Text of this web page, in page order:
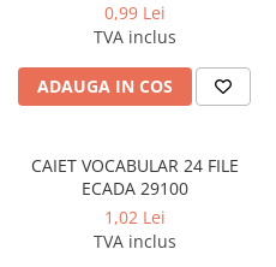
Plicuri personalizate
Plicuri
Tipizate
Tipizate autocopiative
personalizate
Tipizate offset
Tipizate offset personalizate
0,99 Lei
TVA inclus
ADAUGA IN COS
CAIET VOCABULAR 24 FILE
ECADA 29100
1,02 Lei
TVA inclus